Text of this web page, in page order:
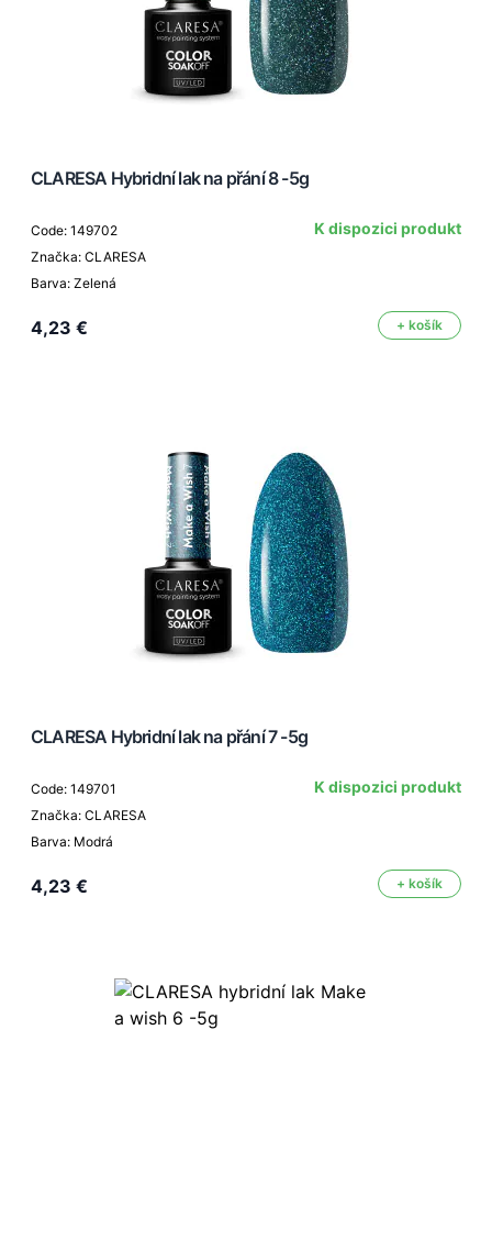
CLARESA Hybridní lak na přání 8 -5g
Code: 149702
Značka: CLARESA
Barva: Zelená
K dispozici produkt
4,23 € + košík
CLARESA Hybridní lak na přání 7 -5g
Code: 149701
Značka: CLARESA
Barva: Modrá
K dispozici produkt
4,23 € + košík